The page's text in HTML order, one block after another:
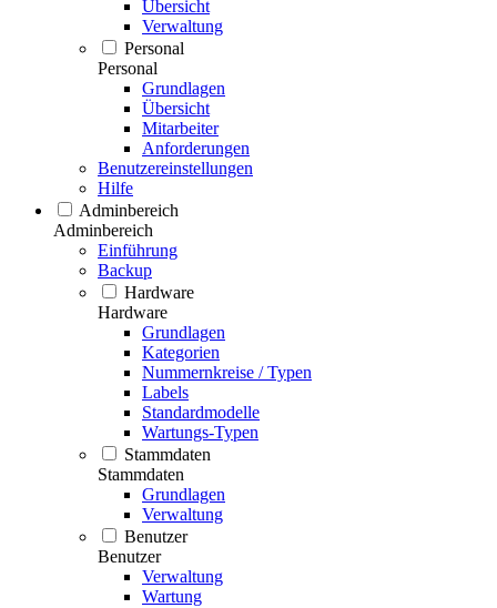
Übersicht
Verwaltung
Personal
Personal
Grundlagen
Übersicht
Mitarbeiter
Anforderungen
Benutzereinstellungen
Hilfe
Adminbereich
Adminbereich
Einführung
Backup
Hardware
Hardware
Grundlagen
Kategorien
Nummernkreise / Typen
Labels
Standardmodelle
Wartungs-Typen
Stammdaten
Stammdaten
Grundlagen
Verwaltung
Benutzer
Benutzer
Verwaltung
Wartung